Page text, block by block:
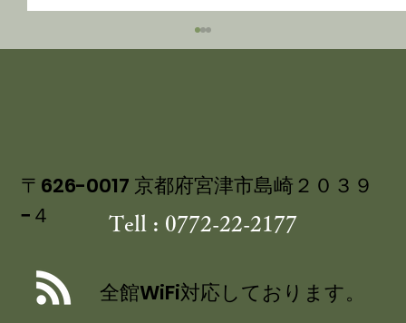
ルク 飯尾醸造 富士酢プレミアム使用
〒626-0017 京都府宮津市島崎２０３９
−４
Tell : 0772-22-2177
全館WiFi対応しております。